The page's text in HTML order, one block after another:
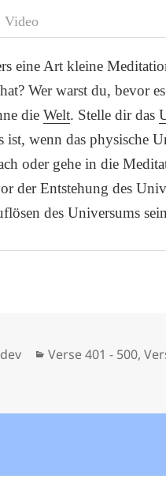
Video
eine Art kleine
Wer warst du, bevor
dieWelt. Stelle dir das
ist, wenn das physische
oder gehe in die
der Entstehung des
des Universums
Kategorien
Verse 401 - 500,